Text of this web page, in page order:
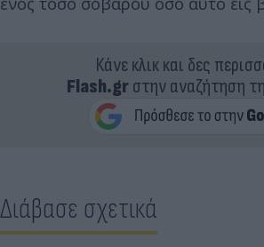
Κάνε κλικ και δες
Flash.grστην αναζήτηση
Διάβασε σχετικά